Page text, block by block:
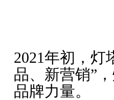
2021年初，灯
品、新营销”
品牌力量。